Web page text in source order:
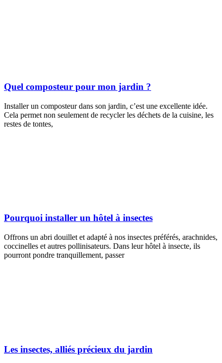
Quel composteur pour mon jardin ?
Installer un composteur dans son jardin, c’est une excellente idée.
Cela permet non seulement de recycler les déchets de la cuisine, les
restes de tontes,
Pourquoi installer un hôtel à insectes
Offrons un abri douillet et adapté à nos insectes préférés, arachnides,
coccinelles et autres pollinisateurs. Dans leur hôtel à insecte, ils
pourront pondre tranquillement, passer
Les insectes, alliés précieux du jardin